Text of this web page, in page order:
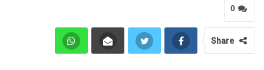
0
Share